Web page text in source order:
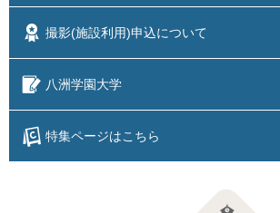
撮影(施設利用)申込について
八洲学園大学
特集ページはこちら